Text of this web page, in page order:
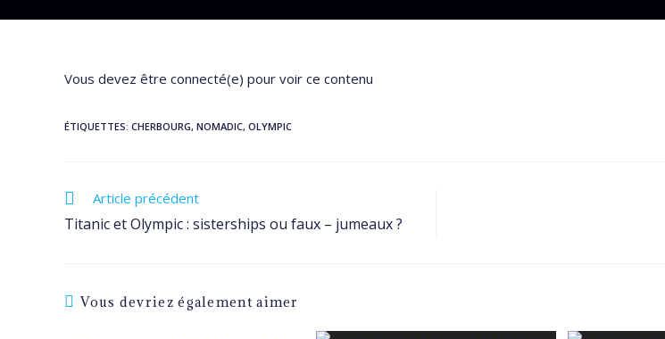
Vous devez être connecté(e) pour voir ce contenu
ÉTIQUETTES: CHERBOURG, NOMADIC, OLYMPIC
Read
articles
Article précédent
Titanic et Olympic : sisterships ou faux – jumeaux ?
Vous devriez également aimer